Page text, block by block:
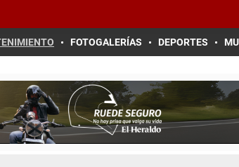
FOTOGALERÍAS DEPORTES